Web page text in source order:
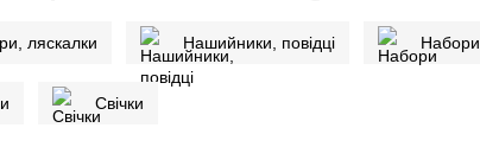
ляскалки Нашийники, повідці Набори
Свічки